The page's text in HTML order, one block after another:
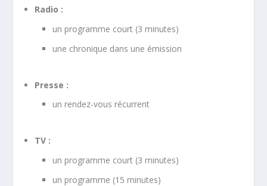
Radio :
un programme court (3 minutes)
une chronique dans une émission
Presse :
un rendez-vous récurrent
TV :
un programme court (3 minutes)
un programme (15 minutes)